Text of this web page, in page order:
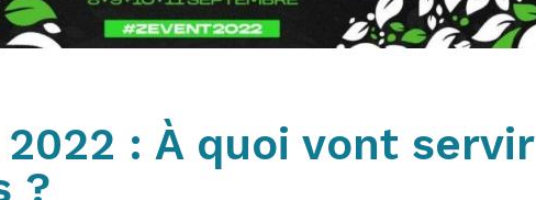
: À quoi vont servir
?